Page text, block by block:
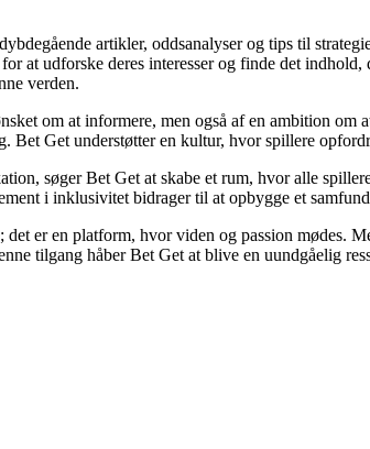
artikler, oddsanalyser og tips til
at udforske deres interesser og finde det
verden.
om at informere, men også af en ambition
Bet Get understøtter en kultur, hvor spillere
søger Bet Get at skabe et rum, hvor alle
i inklusivitet bidrager til at opbygge et
er en platform, hvor viden og passion mødes.
tilgang håber Bet Get at blive en uundgåelig